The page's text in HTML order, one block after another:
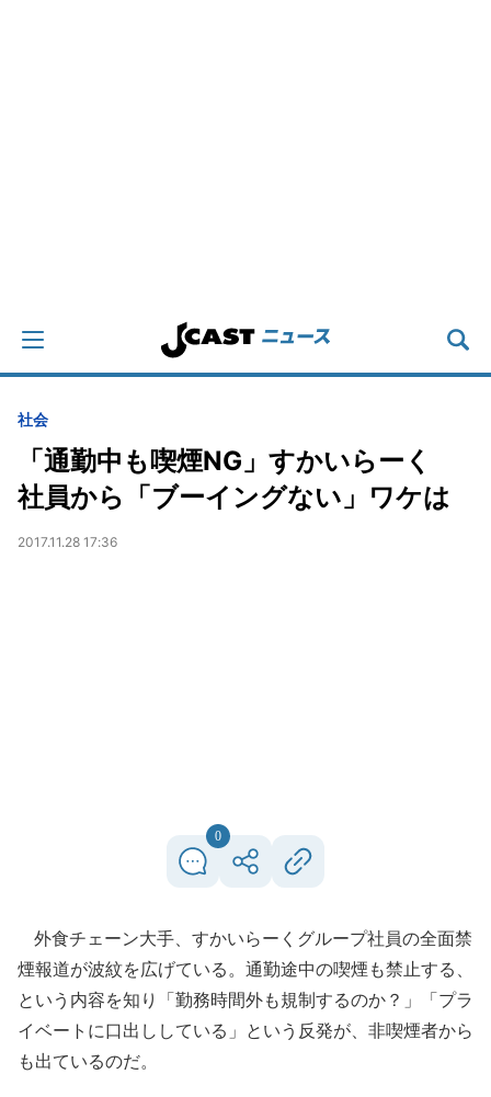
社会
「通勤中も喫煙NG」すかいらーく
社員から「ブーイングない」ワケは
2017.11.28 17:36
0
外食チェーン大手、すかいらーくグループ社員の全面禁
煙報道が波紋を広げている。通勤途中の喫煙も禁止する、
という内容を知り「勤務時間外も規制するのか？」「プラ
イベートに口出ししている」という反発が、非喫煙者から
も出ているのだ。